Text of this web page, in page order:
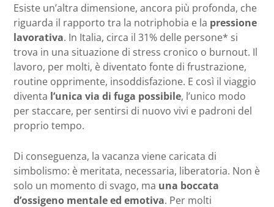
Esiste un’altra dimensione, ancora più profonda, che
riguarda il rapporto tra la notriphobia e la pressione
lavorativa. In Italia, circa il 31% delle persone* si
trova in una situazione di stress cronico o burnout. Il
lavoro, per molti, è diventato fonte di frustrazione,
routine opprimente, insoddisfazione. E così il viaggio
diventa l’unica via di fuga possibile, l’unico modo
per staccare, per sentirsi di nuovo vivi e padroni del
proprio tempo.
Di conseguenza, la vacanza viene caricata di
simbolismo: è meritata, necessaria, liberatoria. Non è
solo un momento di svago, ma una boccata
d’ossigeno mentale ed emotiva. Per molti